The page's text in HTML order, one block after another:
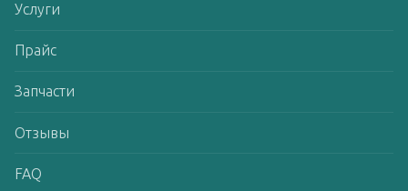
Услуги
Прайс
Запчасти
Отзывы
FAQ